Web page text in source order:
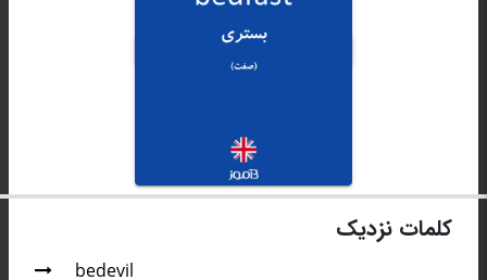
کلمات نزدیک
bedevil